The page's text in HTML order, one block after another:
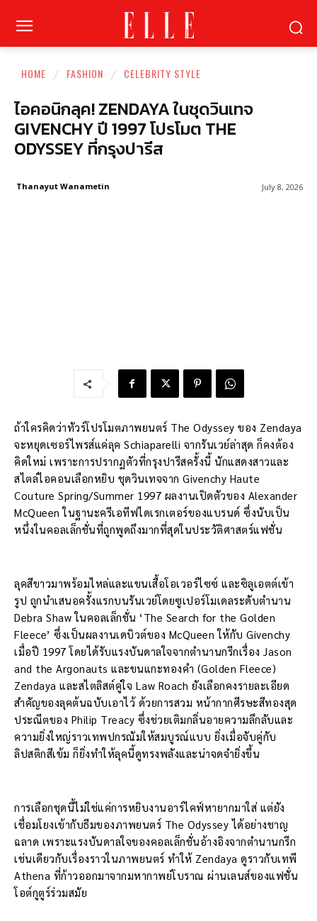
HOME FASHION CELEBRITY STYLE
ไอคอนิกลุค! ZENDAYA ในชุดวินเทจ
GIVENCHY ปี 1997 โปรโมต THE
ODYSSEY ที่กรุงปารีส
July 8, 2026
Thanayut Wanametin
ถ้าใครคิดว่าทัวร์โปรโมตภาพยนตร์ The Odyssey ของ Zendaya
จะหยุดเซอร์ไพรส์แค่ลุค Schiaparelli จากรันเวย์ล่าสุด ก็คงต้อง
คิดใหม่ เพราะการปรากฏตัวที่กรุงปารีสครั้งนี้ นักแสดงสาวและ
สไตล์ไอคอนเลือกหยิบ ชุดวินเทจจาก Givenchy Haute
Couture Spring/Summer 1997 ผลงานเปิดตัวของ Alexander
McQueen ในฐานะครีเอทีฟไดเรกเตอร์ของแบรนด์ ซึ่งนับเป็น
หนึ่งในคอลเล็กชั่นที่ถูกพูดถึงมากที่สุดในประวัติศาสตร์แฟชั่น
ลุคสีขาวมาพร้อมไหล่และแขนเสื้อโอเวอร์ไซซ์ และซิลูเอตต์เข้า
รูป ถูกนำเสนอครั้งแรกบนรันเวย์โดยซูเปอร์โมเดลระดับตำนาน
Debra Shaw ในคอลเล็กชั่น ‘The Search for the Golden
Fleece’ ซึ่งเป็นผลงานเดบิวต์ของ McQueen ให้กับ Givenchy
เมื่อปี 1997 โดยได้รับแรงบันดาลใจจากตำนานกรีกเรื่อง Jason
and the Argonauts และขนแกะทองคำ (Golden Fleece)
Zendaya และสไตลิสต์คู่ใจ Law Roach ยังเลือกคงรายละเอียด
สำคัญของลุคต้นฉบับเอาไว้ ด้วยการสวม หน้ากากศีรษะสีทองสุด
ประณีตของ Philip Treacy ซึ่งช่วยเติมกลิ่นอายความลึกลับและ
ความยิ่งใหญ่ราวเทพปกรณัมให้สมบูรณ์แบบ ยิ่งเมื่อจับคู่กับ
ลิปสติกสีเข้ม ก็ยิ่งทำให้ลุคนี้ดูทรงพลังและน่าจดจำยิ่งขึ้น
การเลือกชุดนี้ไม่ใช่แค่การหยิบงานอาร์ไคฟ์หายากมาใส่ แต่ยัง
เชื่อมโยงเข้ากับธีมของภาพยนตร์ The Odyssey ได้อย่างชาญ
ฉลาด เพราะแรงบันดาลใจของคอลเล็กชั่นอ้างอิงจากตำนานกรีก
เช่นเดียวกับเรื่องราวในภาพยนตร์ ทำให้ Zendaya ดูราวกับเทพี
Athena ที่ก้าวออกมาจากมหากาพย์โบราณ ผ่านเลนส์ของแฟชั่น
โอต์กูตูร์ร่วมสมัย